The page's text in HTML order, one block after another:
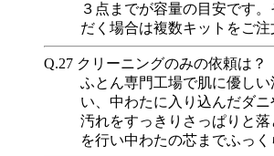
３点までが容量の目安です
だく場合は複数キットをご注
Q.27 クリーニングのみの依頼は？
ふとん専門工場で肌に優し
い、中わたに入り込んだダニ
汚れをすっきりさっぱりと
を行い中わたの芯までふっ